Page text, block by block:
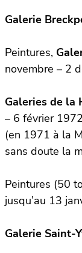
Galerie
Peintures,
novembre – 2
Galeries de la
– 6 février 1972
(en 1971 à la
sans doute la
Peintures (50
jusqu’au 13
Galerie Saint-